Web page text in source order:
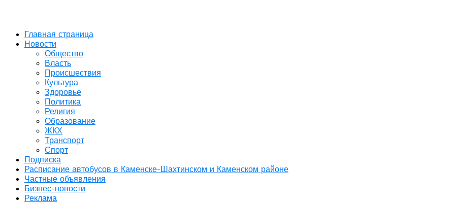
Главная страница
Новости
Общество
Власть
Происшествия
Культура
Здоровье
Политика
Религия
Образование
ЖКХ
Транспорт
Спорт
Подписка
Расписание автобусов в Каменске-Шахтинском и Каменском районе
Частные объявления
Бизнес-новости
Реклама